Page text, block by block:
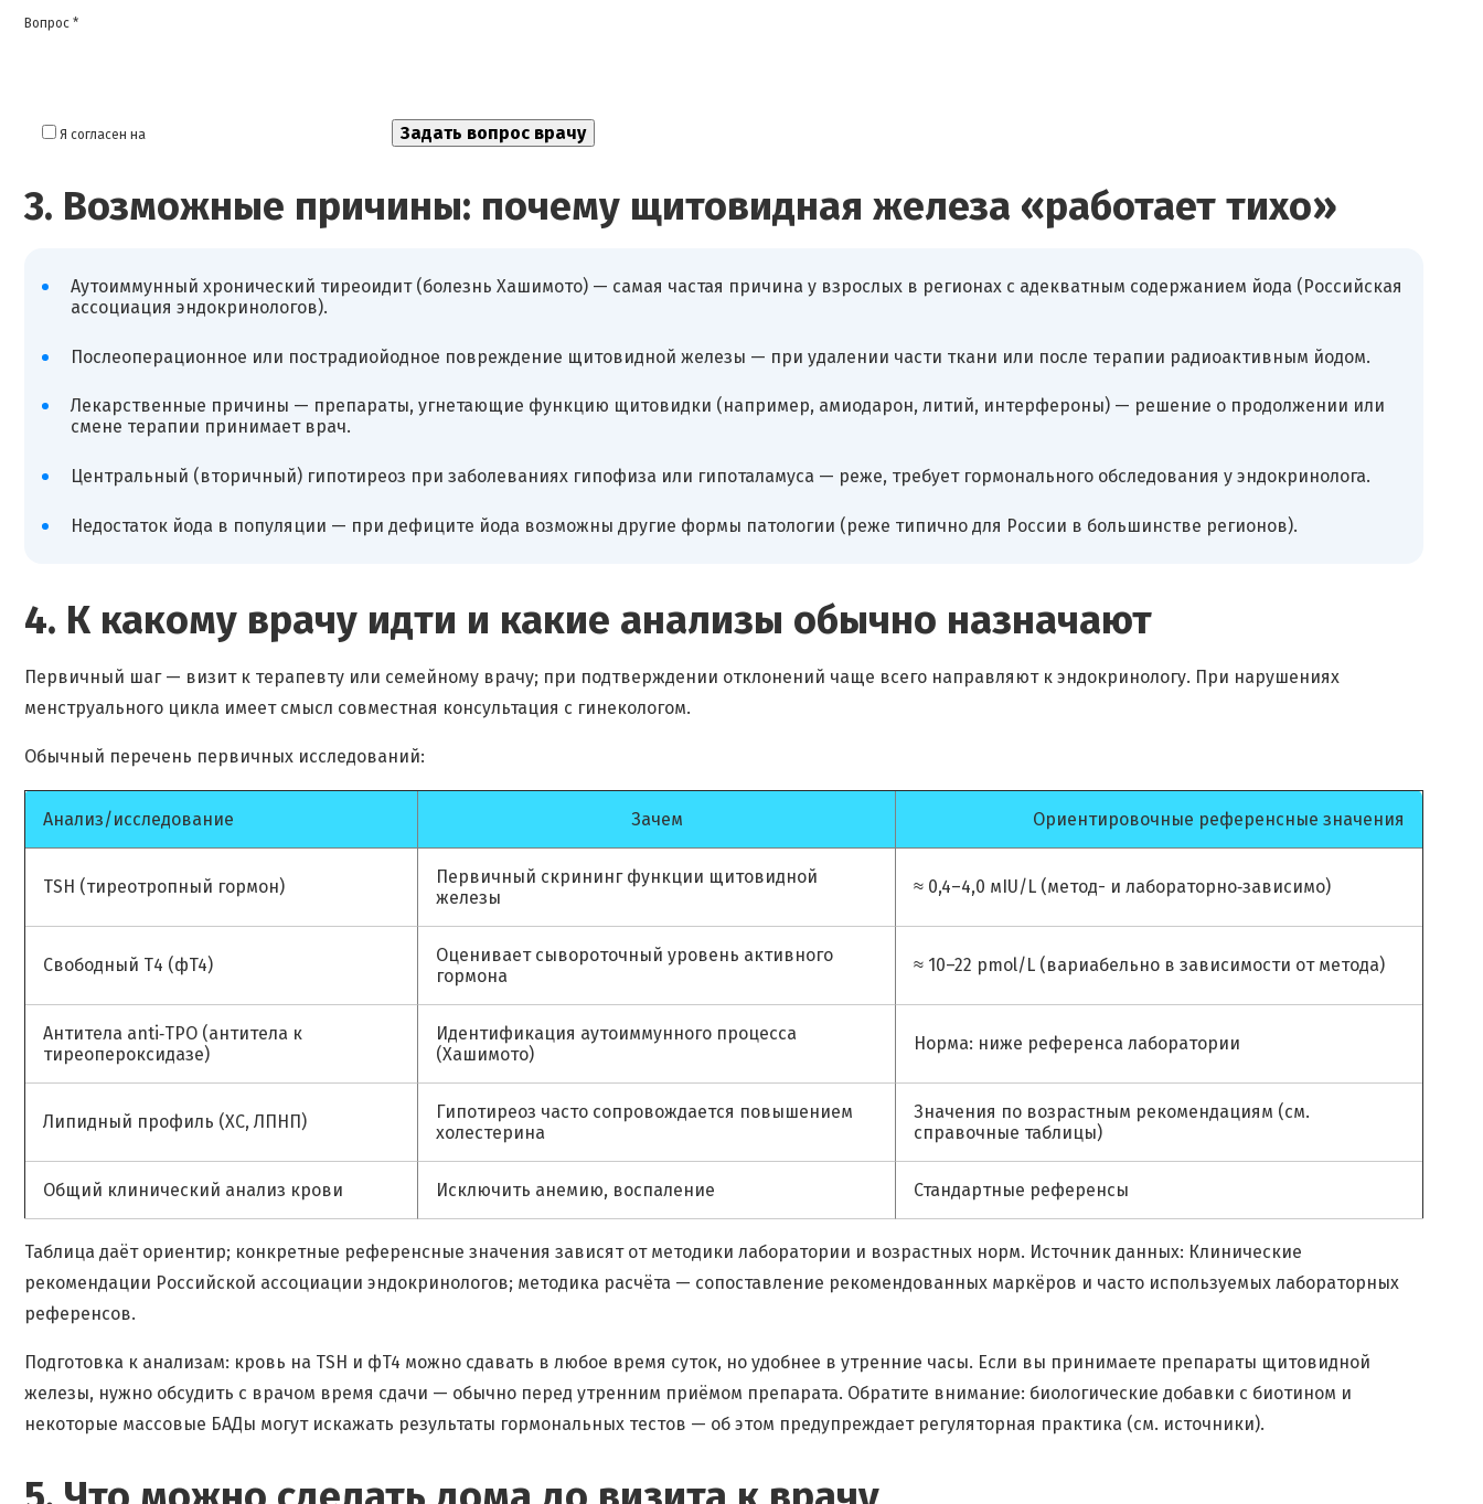
Вопрос *
Я согласен на
3. Возможные причины: почему щитовидная железа «работает тихо»
Аутоиммунный хронический тиреоидит (болезнь Хашимото) — самая частая причина у взрослых в регионах с адекватным содержанием йода (Российская
ассоциация эндокринологов).
Послеоперационное или пострадиойодное повреждение щитовидной железы — при удалении части ткани или после терапии радиоактивным йодом.
Лекарственные причины — препараты, угнетающие функцию щитовидки (например, амиодарон, литий, интерфероны) — решение о продолжении или
смене терапии принимает врач.
Центральный (вторичный) гипотиреоз при заболеваниях гипофиза или гипоталамуса — реже, требует гормонального обследования у эндокринолога.
Недостаток йода в популяции — при дефиците йода возможны другие формы патологии (реже типично для России в большинстве регионов).
4. К какому врачу идти и какие анализы обычно назначают
Первичный шаг — визит к терапевту или семейному врачу; при подтверждении отклонений чаще всего направляют к эндокринологу. При нарушениях
менструального цикла имеет смысл совместная консультация с гинекологом.
Обычный перечень первичных исследований:
Анализ/исследование Зачем Ориентировочные референсные значения
TSH (тиреотропный гормон)
Первичный скрининг функции щитовидной
железы
≈ 0,4–4,0 мIU/L (метод- и лабораторно‑зависимо)
Свободный Т4 (фT4)
Оценивает сывороточный уровень активного
гормона
≈ 10–22 pmol/L (вариабельно в зависимости от метода)
Антитела anti‑TPO (антитела к
тиреопероксидазе)
Идентификация аутоиммунного процесса
(Хашимото)
Норма: ниже референса лаборатории
Липидный профиль (ХС, ЛПНП)
Гипотиреоз часто сопровождается повышением
холестерина
Значения по возрастным рекомендациям (см.
справочные таблицы)
Общий клинический анализ крови Исключить анемию, воспаление Стандартные референсы
Таблица даёт ориентир; конкретные референсные значения зависят от методики лаборатории и возрастных норм. Источник данных: Клинические
рекомендации Российской ассоциации эндокринологов; методика расчёта — сопоставление рекомендованных маркёров и часто используемых лабораторных
референсов.
Подготовка к анализам: кровь на TSH и фT4 можно сдавать в любое время суток, но удобнее в утренние часы. Если вы принимаете препараты щитовидной
железы, нужно обсудить с врачом время сдачи — обычно перед утренним приёмом препарата. Обратите внимание: биологические добавки с биотином и
некоторые массовые БАДы могут искажать результаты гормональных тестов — об этом предупреждает регуляторная практика (см. источники).